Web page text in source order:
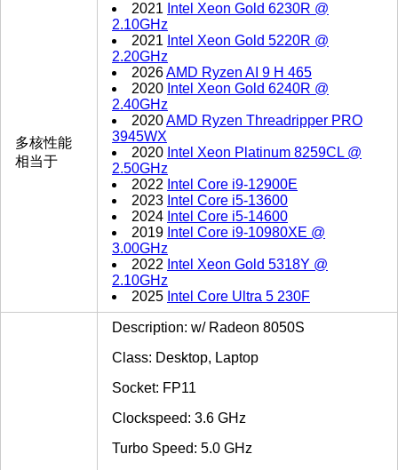
多核性能
相当于
2021 Intel Xeon Gold 6230R @
2.10GHz
2021 Intel Xeon Gold 5220R @
2.20GHz
2026AMD Ryzen AI 9 H 465
2020 Intel Xeon Gold 6240R @
2.40GHz
2020AMD Ryzen Threadripper PRO
3945WX
2020 Intel Xeon Platinum 8259CL @
2.50GHz
2022 Intel Core i9-12900E
2023 Intel Core i5-13600
2024 Intel Core i5-14600
2019 Intel Core i9-10980XE @
3.00GHz
2022 Intel Xeon Gold 5318Y @
2.10GHz
2025 Intel Core Ultra 5 230F
Description: w/ Radeon 8050S
Class: Desktop, Laptop
Socket: FP11
Clockspeed: 3.6 GHz
Turbo Speed: 5.0 GHz